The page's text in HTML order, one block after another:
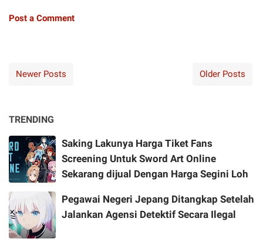
Post a Comment
Newer Posts Older Posts
TRENDING
Saking Lakunya Harga Tiket Fans
Screening Untuk Sword Art Online
Sekarang dijual Dengan Harga Segini Loh
Pegawai Negeri Jepang Ditangkap Setelah
Jalankan Agensi Detektif Secara Ilegal